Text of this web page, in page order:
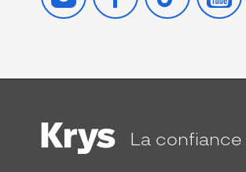
La confiance